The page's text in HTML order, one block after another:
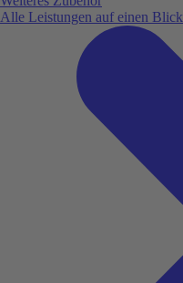
Alle Leistungen auf einen Blick